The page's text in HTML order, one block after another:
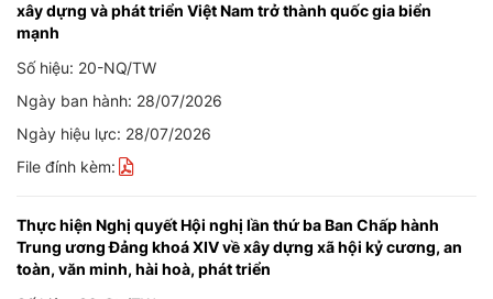
xây dựng và phát triển Việt Nam trở thành quốc gia biển
mạnh
Số hiệu: 20-NQ/TW
Ngày ban hành: 28/07/2026
Ngày hiệu lực: 28/07/2026
File đính kèm:
Thực hiện Nghị quyết Hội nghị lần thứ ba Ban Chấp hành
Trung ương Đảng khoá XIV về xây dựng xã hội kỷ cương, an
toàn, văn minh, hài hoà, phát triển